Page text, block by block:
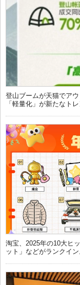
登山ブームが天猫でア
「軽量化」が新たなトレ
淘宝、2025年の10大ヒ
ット」などがランクイン